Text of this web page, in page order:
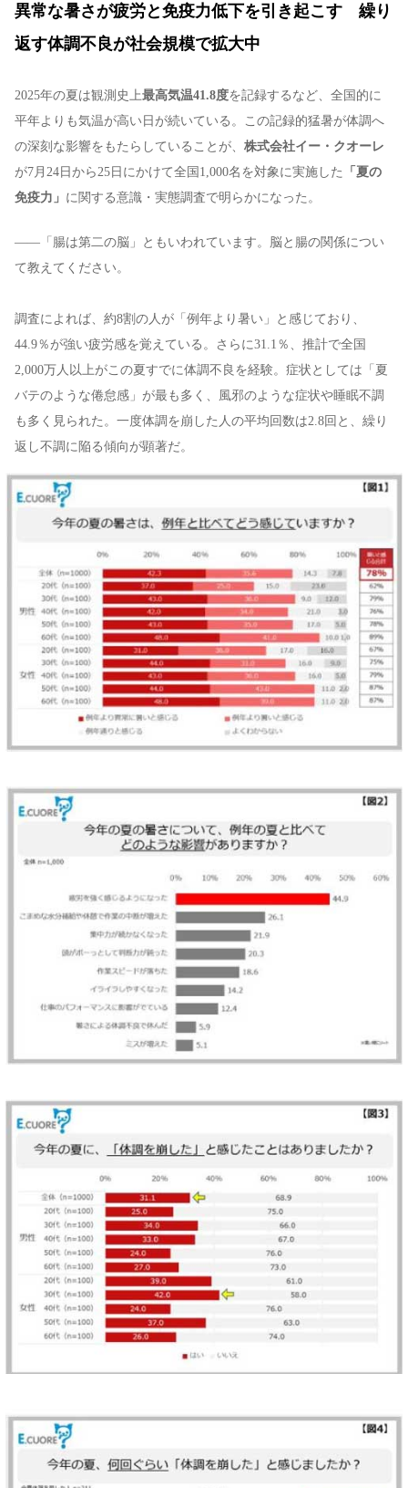
異常な暑さが疲労と免疫力低下を引き起こす 繰り
返す体調不良が社会規模で拡大中
2025年の夏は観測史上最高気温41.8度を記録するなど、全国的に
平年よりも気温が高い日が続いている。この記録的猛暑が体調へ
の深刻な影響をもたらしていることが、 株式会社イー・クオーレ
が7月24日から25日にかけて全国1,000名を対象に実施した
「夏の
免疫力」 に関する意識・実態調査で明らかになった。
――「腸は第二の脳」ともいわれています。脳と腸の関係につい
て教えてください。
調査によれば、約8割の人が「例年より暑い」と感じており、
44.9％が強い疲労感を覚えている。さらに31.1％、推計で全国
2,000万人以上がこの夏すでに体調不良を経験。症状としては「夏
バテのような倦怠感」が最も多く、風邪のような症状や睡眠不調
も多く見られた。一度体調を崩した人の平均回数は2.8回と、繰り
返し不調に陥る傾向が顕著だ。